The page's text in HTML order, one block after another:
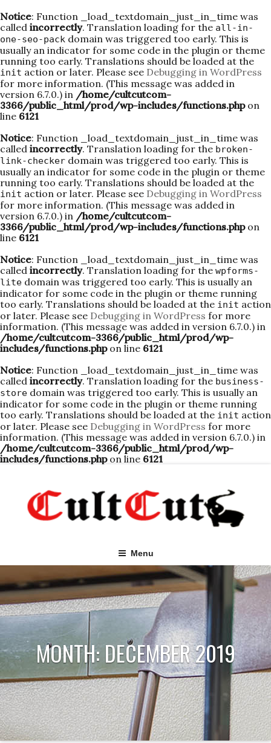
Notice: Function _load_textdomain_just_in_time was
called incorrectly. Translation loading for the all-in-
one-seo-pack domain was triggered too early. This is
usually an indicator for some code in the plugin or theme
running too early. Translations should be loaded at the
init action or later. Please see Debugging in WordPress
for more information. (This message was added in
version 6.7.0.) in /home/cultcutcom-
3366/public_html/prod/wp-includes/functions.phpon
line 6121
Notice: Function _load_textdomain_just_in_time was
called incorrectly. Translation loading for the broken-
link-checker domain was triggered too early. This is
usually an indicator for some code in the plugin or theme
running too early. Translations should be loaded at the
init action or later. Please see Debugging in WordPress
for more information. (This message was added in
version 6.7.0.) in /home/cultcutcom-
3366/public_html/prod/wp-includes/functions.phpon
line 6121
Notice: Function _load_textdomain_just_in_time was
called incorrectly. Translation loading for the wpforms-
lite domain was triggered too early. This is usually an
indicator for some code in the plugin or theme running
too early. Translations should be loaded at the init action
or later. Please see Debugging in WordPress for more
information. (This message was added in version 6.7.0.) in
/home/cultcutcom-3366/public_html/prod/wp-
includes/functions.phpon line 6121
Notice: Function _load_textdomain_just_in_time was
called incorrectly. Translation loading for the business-
store domain was triggered too early. This is usually an
indicator for some code in the plugin or theme running
too early. Translations should be loaded at the init action
or later. Please see Debugging in WordPress for more
information. (This message was added in version 6.7.0.) in
/home/cultcutcom-3366/public_html/prod/wp-
includes/functions.phpon line 6121
content
Menu
MONTH:DECEMBER 2019